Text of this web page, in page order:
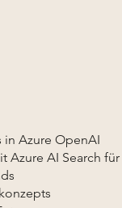
in Azure OpenAI
AI Search